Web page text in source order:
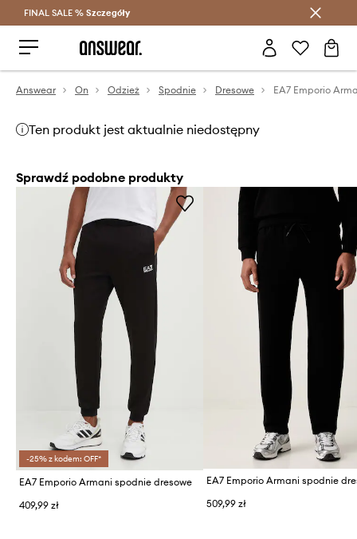
Oszczędzaj z Answear Club >
FINAL SALE % Szczegóły
Answear On Odzież Spodnie Dresowe
Ten produkt jest aktualnie niedostępny
Sprawdź podobne produkty
-25% z kodem: OFF*
EA7 Emporio Armani spodnie dresowe
409,99 zł
509,99 zł